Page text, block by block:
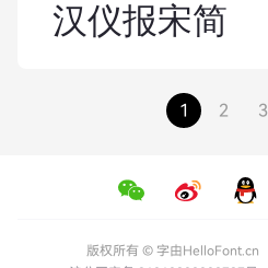
汉仪报宋简
1 2 3
版权所有 © 字由HelloFont.cn